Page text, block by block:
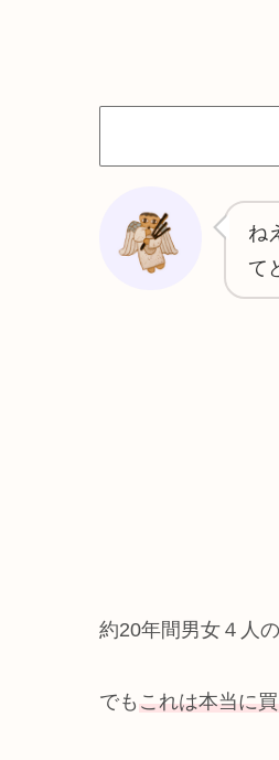
ね
て
約20年間男女４人
でもこれは本当に